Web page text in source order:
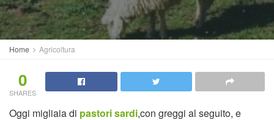
Home Agricoltura
0
SHARES
Oggi migliaia di pastori sardi,con greggi al seguito, e